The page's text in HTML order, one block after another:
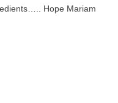
Hope Mariam